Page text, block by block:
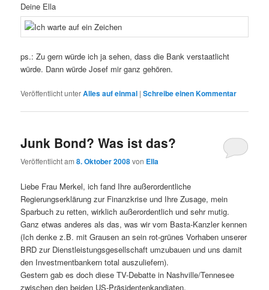
Deine Ella
ps.: Zu gern würde ich ja sehen, dass die Bank verstaatlicht
würde. Dann würde Josef mir ganz gehören.
Veröffentlicht unterAlles auf einmal |Schreibe einen Kommentar
Junk Bond? Was ist das?
Veröffentlicht am8. Oktober 2008von Ella
Liebe Frau Merkel, ich fand Ihre außerordentliche
Regierungserklärung zur Finanzkrise und Ihre Zusage, mein
Sparbuch zu retten, wirklich außerordentlich und sehr mutig.
Ganz etwas anderes als das, was wir vom Basta-Kanzler kennen
(Ich denke z.B. mit Grausen an sein rot-grünes Vorhaben unserer
BRD zur Dienstleistungsgesellschaft umzubauen und uns damit
den Investmentbankern total auszuliefern).
Gestern gab es doch diese TV-Debatte in Nashville/Tennesee
zwischen den beiden US-Präsidentenkandiaten.